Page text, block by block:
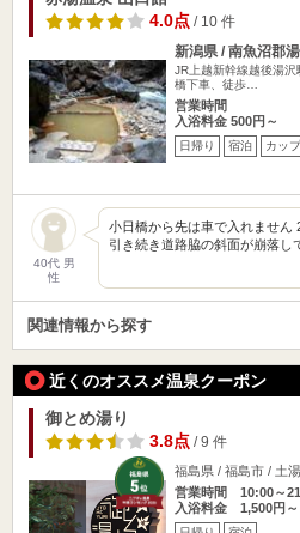
4.0点/ 10 件
新潟県 / 南魚沼郡
JR上越新幹線越後湯
橋下車、徒歩…
営業時間
入浴料金 500円～
日帰り 宿泊 カッ
40代 男
性
小日橋から先は車で入れません
引き続き道路脇の斜面が崩落し
関連情報から探す
近くのオススメ温泉クーポン
御とめ湯り
3.8点/ 9 件
福島県 / 福島市 / 土
営業時間 10:00～
入浴料金 1,500円～